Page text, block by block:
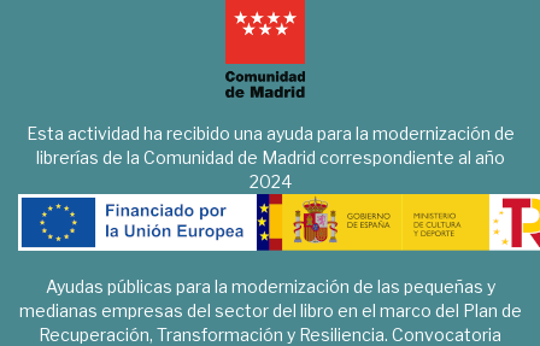
Esta actividad ha recibido una ayuda para la modernización de
librerías de la Comunidad de Madrid correspondiente al año
2024
Ayudas públicas para la modernización de las pequeñas y
medianas empresas del sector del libro en el marco del Plan de
Recuperación, Transformación y Resiliencia. Convocatoria